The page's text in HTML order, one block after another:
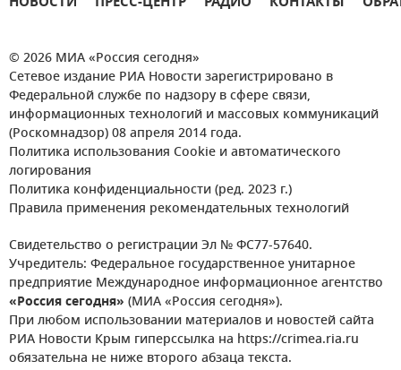
© 2026 МИА «Россия сегодня»
Сетевое издание РИА Новости зарегистрировано в
Федеральной службе по надзору в сфере связи,
информационных технологий и массовых коммуникаций
(Роскомнадзор) 08 апреля 2014 года.
Политика использования Cookie и автоматического
логирования
Политика конфиденциальности (ред. 2023 г.)
Правила применения рекомендательных технологий
Свидетельство о регистрации Эл № ФС77-57640.
Учредитель: Федеральное государственное унитарное
предприятие Международное информационное агентство
«Россия сегодня» (МИА «Россия сегодня»).
При любом использовании материалов и новостей сайта
РИА Новости Крым гиперссылка на https://crimea.ria.ru
обязательна не ниже второго абзаца текста.